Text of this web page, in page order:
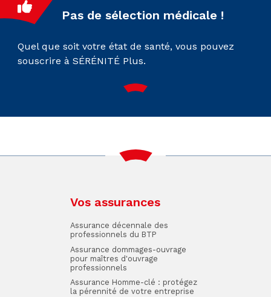
Pas de sélection médicale !
Quel que soit votre état de santé, vous pouvez
souscrire à SÉRÉNITÉ Plus.
Vos assurances
Assurance décennale des
professionnels du BTP
Assurance dommages-ouvrage
pour maîtres d'ouvrage
professionnels
Assurance Homme-clé : protégez
la pérennité de votre entreprise